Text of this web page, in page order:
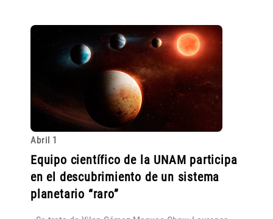
Abril 1
Equipo científico de la UNAM participa
en el descubrimiento de un sistema
planetario “raro”